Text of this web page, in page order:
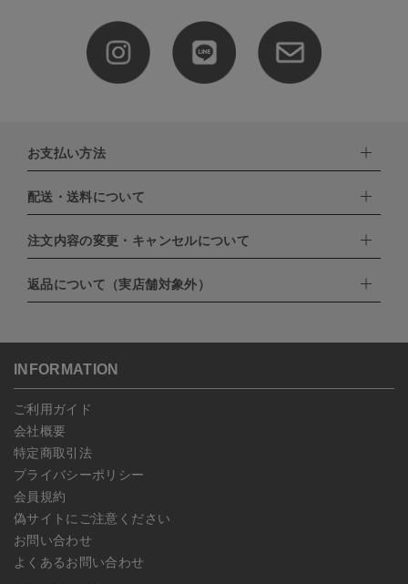
お支払い方法
下記お支払い方法よりお選びいただけます。
・クレジットカード（VISA,mastercard,JCB,AMERICAN
EXPRESS,Diners Club）
・PayPay
・NP後払い
配送・送料について
配達業者：日本郵便
北海道：1,400円
沖縄：1,400円
注文内容の変更・キャンセルについて
ご注文日当日から翌日のAM9:00までにご連絡頂いた場合はキャン
セルは可能です。
ンセルしていただいた後、ご希望の商品のみ再度ご注文お願いしま
予約商品など一部キャンセルが出来ない場合がございます。あらか
じめご了承ください。
返品について（実店舗対象外）
こちらよりご依頼ください。
INFORMATION
ご利用ガイド
会社概要
特定商取引法
プライバシーポリシー
会員規約
偽サイトにご注意ください
お問い合わせ
よくあるお問い合わせ